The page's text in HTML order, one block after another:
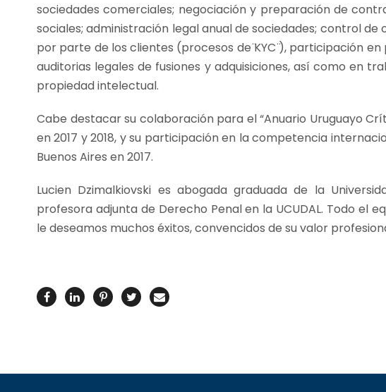
sociedades comerciales; negociación y preparación de
sociales; administración legal anual de sociedades; control
por parte de los clientes (procesos de ̈KYC ̈), participación
auditorias legales de fusiones y adquisiciones, así como en
propiedad intelectual.
Cabe destacar su colaboración para el “Anuario Uruguayo
en 2017 y 2018, y su participación en la competencia
Buenos Aires en 2017.
Lucien Dzimalkiovski es abogada graduada de la
profesora adjunta de Derecho Penal en la UCUDAL. Todo el
le deseamos muchos éxitos, convencidos de su valor